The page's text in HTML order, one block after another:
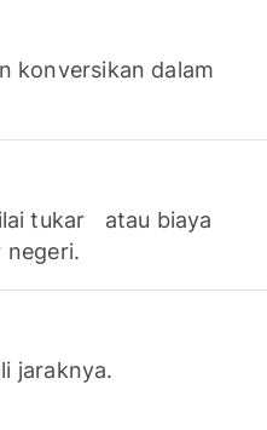
konversikan dalam
tukar atau biaya
negeri.
jaraknya.